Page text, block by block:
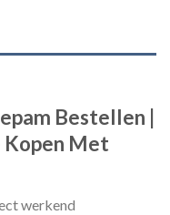
Bestellen |
Kopen Met
werkend